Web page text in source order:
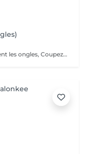
Dissolvant pour nettoyer completement les ongles, Coupez et Modelez les ongles avec une lime, Mouillez les mains quelques minutes pour ramollir les cuticules, Pousses les Cuticules avec batone pour repousser doucement vers l'arrière et coupez les excès, Hydratez les Mains avec crème et les cuticules pour maintenir la peau douce, Appliquez une base transparent pour protéger les ongles. Attendez suffisamment de tempos pour sèche.